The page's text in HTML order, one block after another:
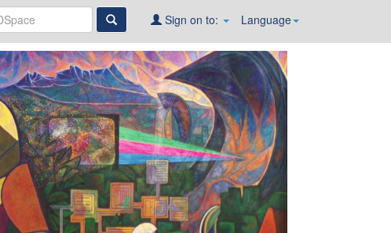
Language
Sign on to: